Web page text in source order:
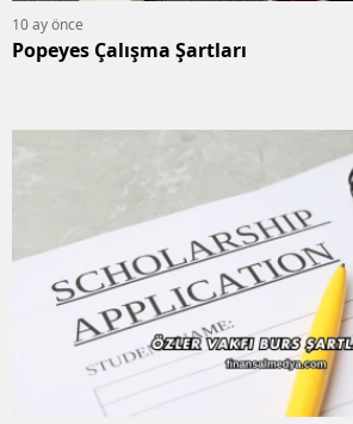
10 ay önce
Popeyes Çalışma Şartları